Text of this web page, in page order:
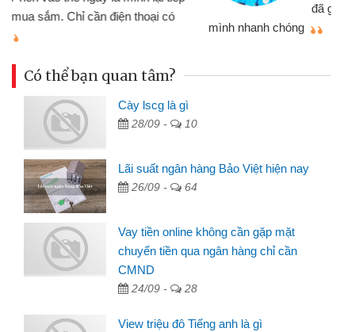
đã giải quyết được công việc của
Có thể bạn quan tâm?
Cày lscg là gì
28/09 - 10
Lãi suất ngân hàng Bảo Việt hiện nay
26/09 - 64
Vay tiền online không cần gặp mặt
chuyển tiền qua ngân hàng chỉ cần
CMND
24/09 - 28
View triệu đô Tiếng anh là gì